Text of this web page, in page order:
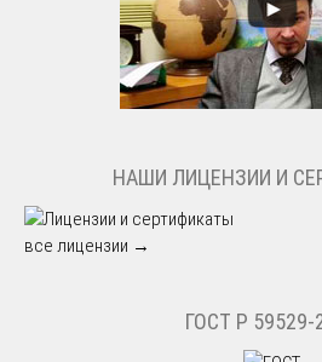
НАШИ ЛИЦЕНЗИИ И
все лицензии →
ГОСТ Р 59529-